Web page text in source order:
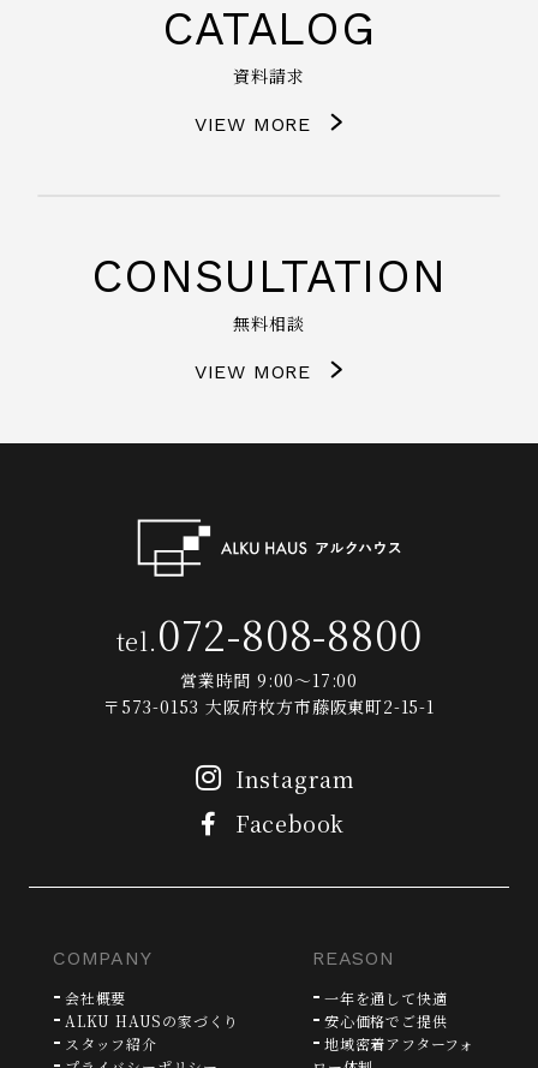
CATALOG
資料請求
VIEW MORE
CONSULTATION
無料相談
VIEW MORE
tel.072-808-8800
営業時間 9:00～17:00
〒573-0153 大阪府枚方市藤阪東町2-15-1
Instagram
Facebook
COMPANY
会社概要
ALKU HAUSの家づくり
スタッフ紹介
REASON
一年を通して快適
安心価格でご提供
地域密着アフターフォ